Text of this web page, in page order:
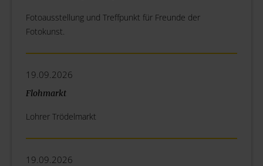
Fotoausstellung und Treffpunkt für Freunde der
Fotokunst.
19.09.2026
Flohmarkt
Lohrer Trödelmarkt
19.09.2026